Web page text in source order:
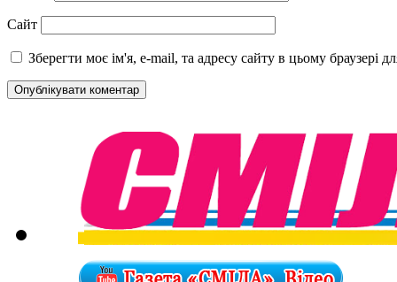
Сайт
Зберегти моє ім'я, e-mail, та адресу сайту в цьому браузері